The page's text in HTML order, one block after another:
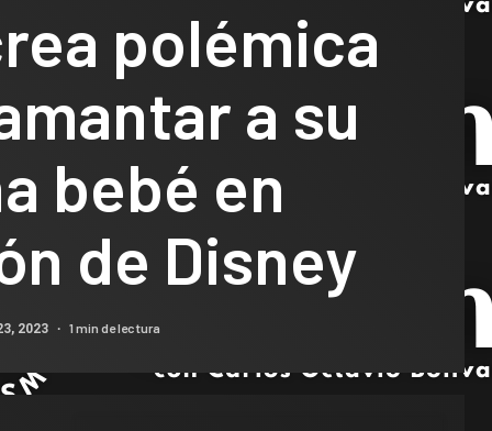
polémica
a su
bebé en
de Disney
2023 1 min de lectura